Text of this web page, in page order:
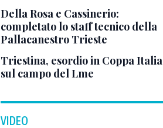
Della Rosa e Cassinerio:
completato lo staff tecnico della
Pallacanestro Trieste
Triestina, esordio in Coppa Italia
sul campo del Lme
VIDEO